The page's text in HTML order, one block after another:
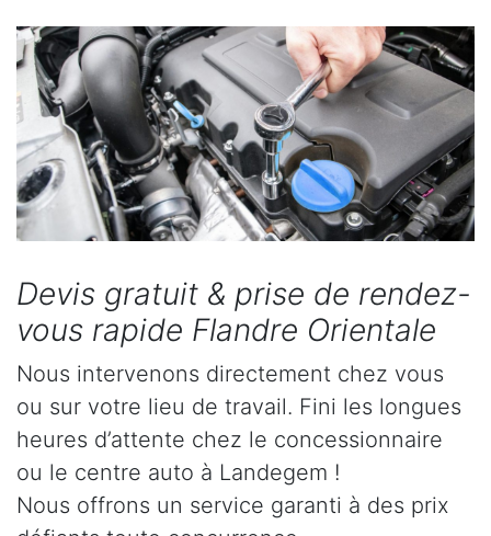
Devis gratuit & prise de rendez-
vous rapide Flandre Orientale
Nous intervenons directement chez vous
ou sur votre lieu de travail. Fini les longues
heures d’attente chez le concessionnaire
ou le centre auto à Landegem !
Nous offrons un service garanti à des prix